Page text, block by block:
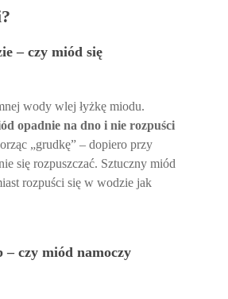
– czy miód się
wody wlej łyżkę miodu.
opadnie na dno i nie rozpuści
„grudkę” – dopiero przy
się rozpuszczać. Sztuczny miód
rozpuści się w wodzie jak
– czy miód namoczy